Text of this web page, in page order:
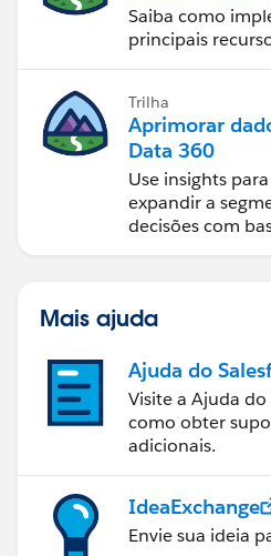
Saiba como
principais
Trilha
Aprimorar
Data 360
Use insights
expandir a
decisões com
Mais ajuda
Ajuda do
Visite a Ajuda
como obter
adicionais.
IdeaExchange
Envie sua ideia